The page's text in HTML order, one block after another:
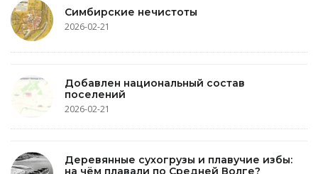
Симбирские нечистоты
2026-02-21
Добавлен национальный состав
поселений
2026-02-21
Деревянные сухогрузы и плавучие избы:
на чём плавали по Средней Волге?